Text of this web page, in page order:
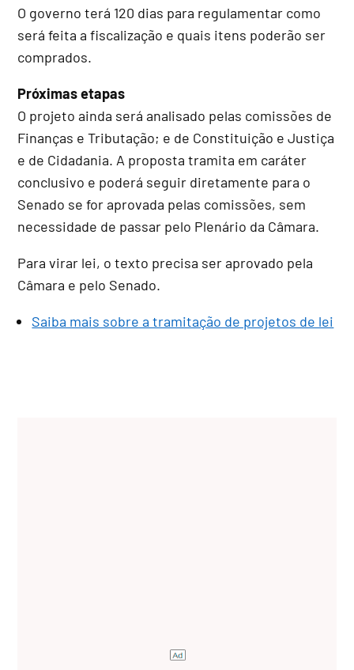
O governo terá 120 dias para regulamentar como
será feita a fiscalização e quais itens poderão ser
comprados.
Próximas etapas
O projeto ainda será analisado pelas comissões de
Finanças e Tributação; e de Constituição e Justiça
e de Cidadania. A proposta tramita em caráter
conclusivo e poderá seguir diretamente para o
Senado se for aprovada pelas comissões, sem
necessidade de passar pelo Plenário da Câmara.
Para virar lei, o texto precisa ser aprovado pela
Câmara e pelo Senado.
Saiba mais sobre a tramitação de projetos de lei